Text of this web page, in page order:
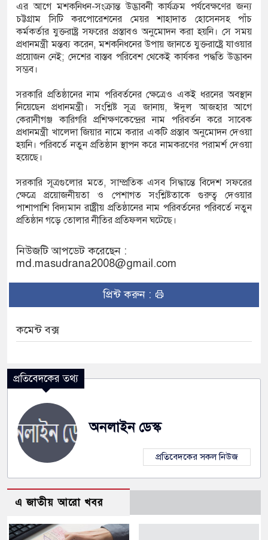
এর আগে মশকনিধন-সংক্রান্ত উদ্ভাবনী কার্যক্রম পর্যবেক্ষণের জন্য
চট্টগ্রাম সিটি করপোরেশনের মেয়র শাহাদাত হোসেনসহ পাঁচ
কর্মকর্তার যুক্তরাষ্ট্র সফরের প্রস্তাবও অনুমোদন করা হয়নি। সে সময়
প্রধানমন্ত্রী মন্তব্য করেন, মশকনিধনের উপায় জানতে যুক্তরাষ্ট্রে যাওয়ার
প্রয়োজন নেই; দেশের বাস্তব পরিবেশ থেকেই কার্যকর পদ্ধতি উদ্ভাবন
সম্ভব।
সরকারি প্রতিষ্ঠানের নাম পরিবর্তনের ক্ষেত্রেও একই ধরনের অবস্থান
নিয়েছেন প্রধানমন্ত্রী। সংশ্লিষ্ট সূত্র জানায়, ঈদুল আজহার আগে
কেরানীগঞ্জ কারিগরি প্রশিক্ষণকেন্দ্রের নাম পরিবর্তন করে সাবেক
প্রধানমন্ত্রী খালেদা জিয়ার নামে করার একটি প্রস্তাব অনুমোদন দেওয়া
হয়নি। পরিবর্তে নতুন প্রতিষ্ঠান স্থাপন করে নামকরণের পরামর্শ দেওয়া
হয়েছে।
সরকারি সূত্রগুলোর মতে, সাম্প্রতিক এসব সিদ্ধান্তে বিদেশ সফরের
ক্ষেত্রে প্রয়োজনীয়তা ও পেশাগত সংশ্লিষ্টতাকে গুরুত্ব দেওয়ার
পাশাপাশি বিদ্যমান রাষ্ট্রীয় প্রতিষ্ঠানের নাম পরিবর্তনের পরিবর্তে নতুন
প্রতিষ্ঠান গড়ে তোলার নীতির প্রতিফলন ঘটেছে।
নিউজটি আপডেট করেছেন :
md.masudrana2008@gmail.com
প্রিন্ট করুন :
কমেন্ট বক্স
প্রতিবেদকের তথ্য
অনলাইন ডেস্ক
প্রতিবেদকের সকল নিউজ
এ জাতীয় আরো খবর